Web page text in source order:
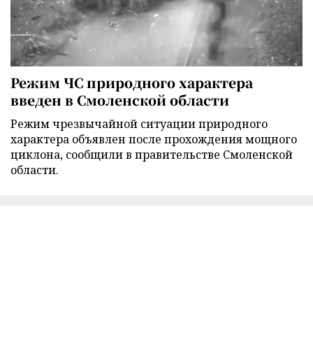
Режим ЧС природного характера
введен в Смоленской области
Режим чрезвычайной ситуации природного
характера объявлен после прохождения мощного
циклона, сообщили в правительстве Смоленской
области.